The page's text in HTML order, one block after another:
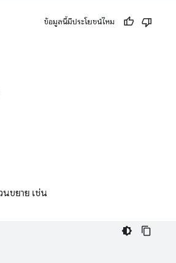
ข้อมูลนี้มีประโยชน์ไหม
นขยาย เช่น